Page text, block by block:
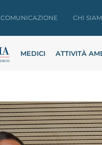
COMUNICAZIONE CHI
MEDICI ATTIVITÀ